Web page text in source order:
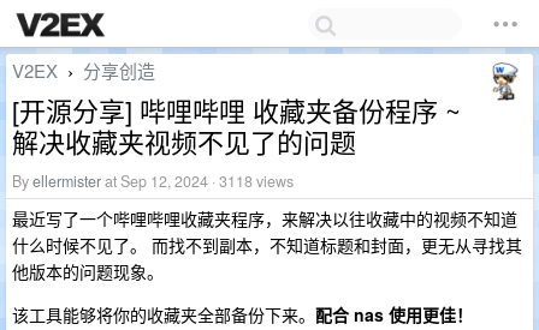
V2EX › 分享创造
[开源分享] 哔哩哔哩 收藏夹备份程序 ~
解决收藏夹视频不见了的问题
Byellermisterat Sep 12, 2024 · 3118 views
最近写了一个哔哩哔哩收藏夹程序，来解决以往收藏中的视频不知道
什么时候不见了。 而找不到副本，不知道标题和封面，更无从寻找其
他版本的问题现象。
该工具能够将你的收藏夹全部备份下来。 配合 nas 使用更佳！